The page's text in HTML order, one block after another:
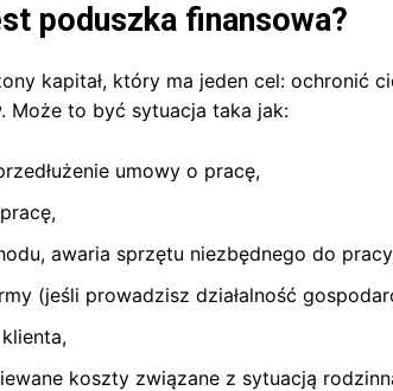
poduszka finansowa?
kapitał, który ma jeden cel: ochronić
Może to być sytuacja taka jak:
umowy o pracę,
awaria sprzętu niezbędnego do
(jeśli prowadzisz działalność
koszty związane z sytuacją